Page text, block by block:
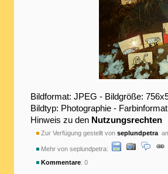
Bildformat: JPEG - Bildgröße:
Bildtyp: Photographie -
Hinweis zu den Nutzungsrechten
Zur Verfügung gestellt von seplundpetra
Mehr von seplundpetra:
Kommentare: 0